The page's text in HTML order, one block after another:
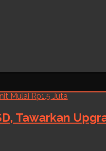
Tawarkan